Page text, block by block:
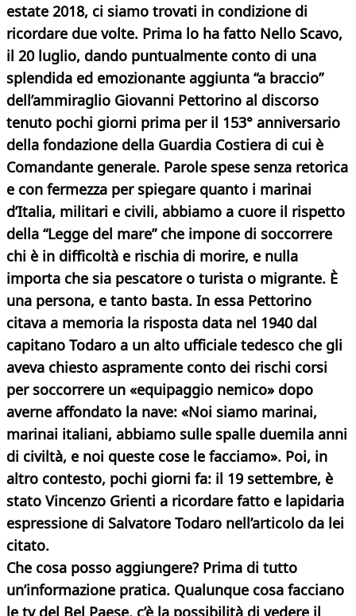
estate 2018, ci siamo trovati in condizione di
ricordare due volte. Prima lo ha fatto Nello Scavo,
il 20 luglio, dando puntualmente conto di una
splendida ed emozionante aggiunta “a braccio”
dell’ammiraglio Giovanni Pettorino al discorso
tenuto pochi giorni prima per il 153° anniversario
della fondazione della Guardia Costiera di cui è
Comandante generale. Parole spese senza retorica
e con fermezza per spiegare quanto i marinai
d’Italia, militari e civili, abbiamo a cuore il rispetto
della “Legge del mare” che impone di soccorrere
chi è in difficoltà e rischia di morire, e nulla
importa che sia pescatore o turista o migrante. È
una persona, e tanto basta. In essa Pettorino
citava a memoria la risposta data nel 1940 dal
capitano Todaro a un alto ufficiale tedesco che gli
aveva chiesto aspramente conto dei rischi corsi
per soccorrere un «equipaggio nemico» dopo
averne affondato la nave: «Noi siamo marinai,
marinai italiani, abbiamo sulle spalle duemila anni
di civiltà, e noi queste cose le facciamo». Poi, in
altro contesto, pochi giorni fa: il 19 settembre, è
stato Vincenzo Grienti a ricordare fatto e lapidaria
espressione di Salvatore Todaro nell’articolo da lei
citato.
Che cosa posso aggiungere? Prima di tutto
un’informazione pratica. Qualunque cosa facciano
le tv del Bel Paese, c’è la possibilità di vedere il